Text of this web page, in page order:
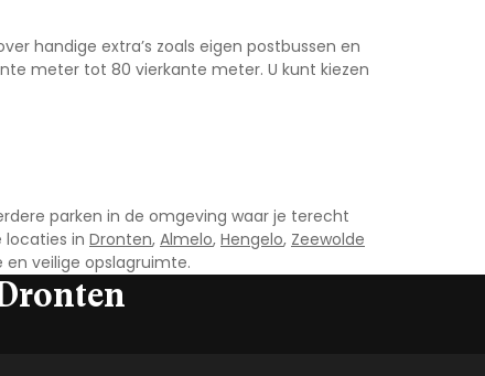
handige extra’s zoals eigen postbussen en
meter tot 80 vierkante meter. U kunt kiezen
parken in de omgeving waar je terecht
locaties in Dronten, Almelo, Hengelo, Zeewolde
veilige opslagruimte.